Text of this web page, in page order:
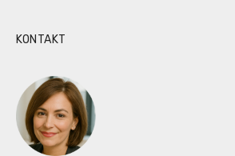
KONTAKT